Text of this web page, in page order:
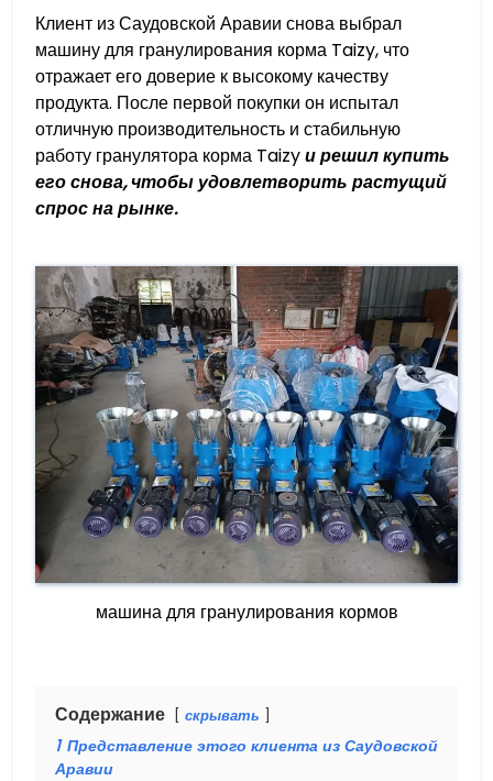
Клиент из Саудовской Аравии снова выбрал
машину для гранулирования корма Taizy, что
отражает его доверие к высокому качеству
продукта. После первой покупки он испытал
отличную производительность и стабильную
работу гранулятора корма Taizyи решил купить
его снова, чтобы удовлетворить растущий
спрос на рынке.
машина для гранулирования кормов
Содержание скрывать
1 Представление этого клиента из Саудовской
Аравии